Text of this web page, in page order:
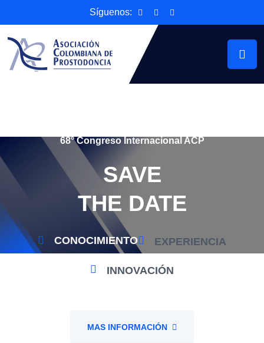
Síguenos:
68° Congreso Internacional ACP
SAVE
THE DATE
CONOCIMIENTO EXPERIENCIA
INNOVACIÓN
MAS INFORMACIÓN